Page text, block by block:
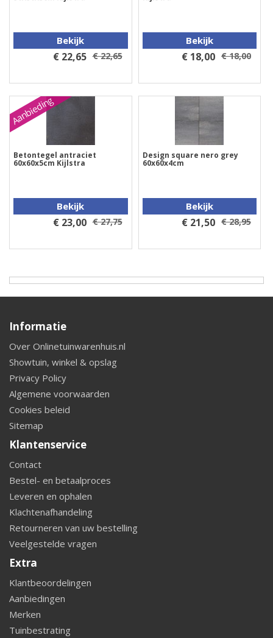
Bekijk
€ 22,65 € 22,65
Bekijk
€ 18,00 € 18,00
Aanbieding
Betontegel antraciet
60x60x5cm Kijlstra
Bekijk
€ 23,00 € 27,75
Design square nero grey
60x60x4cm
Bekijk
€ 21,50 € 28,95
Informatie
Over Onlinetuinwarenhuis.nl
Showtuin, winkel & opslag
Privacy Policy
Algemene voorwaarden
Cookies beleid
Sitemap
Klantenservice
Contact
Bestel- en betaalproces
Leveren en ophalen
Klachtenafhandeling
Retourneren van uw bestelling
Veelgestelde vragen
Extra
Klantbeoordelingen
Aanbiedingen
Merken
Tuinbestrating